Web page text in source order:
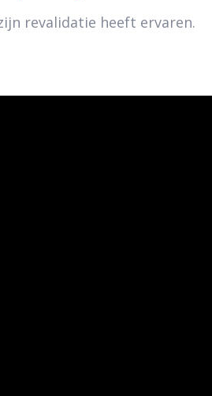
revalidatie heeft ervaren.